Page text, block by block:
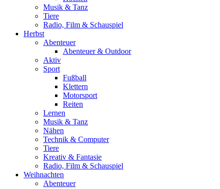
Musik & Tanz
Tiere
Radio, Film & Schauspiel
Herbst
Abenteuer
Abenteuer & Outdoor
Aktiv
Sport
Fußball
Klettern
Motorsport
Reiten
Lernen
Musik & Tanz
Nähen
Technik & Computer
Tiere
Kreativ & Fantasie
Radio, Film & Schauspiel
Weihnachten
Abenteuer